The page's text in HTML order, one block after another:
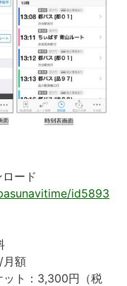
ード
id5893
月額
円（税